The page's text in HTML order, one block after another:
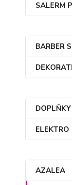
SALERM
BARBER
ELEKTRO
AZALEA